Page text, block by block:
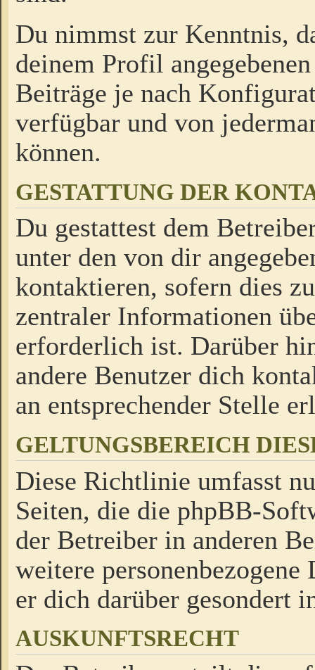
Du nimmst zur Kenntnis,
deinem Profil
Beiträge je nach
verfügbar und von
können.
GESTATTUNG DER
Du gestattest dem
unter den von dir
kontaktieren, sofern dies
zentraler Informationen
erforderlich ist. Darüber
andere Benutzer dich
an entsprechender Stelle
GELTUNGSBEREICH
Diese Richtlinie umfasst
Seiten, die die phpBB-
der Betreiber in anderen
weitere
er dich darüber gesondert
AUSKUNFTSRECHT